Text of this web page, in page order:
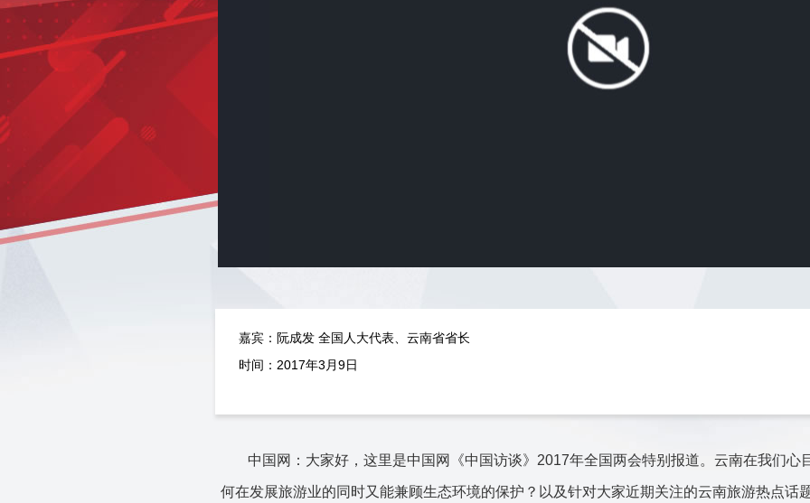
嘉宾：阮成发 全国人大代表、云南省省长
时间：2017年3月9日
中国网：大家好，这里是中国网《中国访谈》2017年全国两会特别报道。云南在我们心
何在发展旅游业的同时又能兼顾生态环境的保护？以及针对大家近期关注的云南旅游热点话